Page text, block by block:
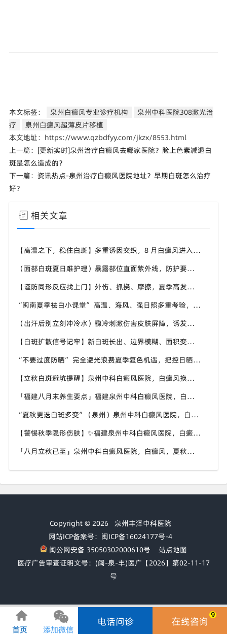
首页 添加微信
在线咨询
9
电话问诊
本文标签： 泉州白癜风专业诊疗机构
泉州中科医院308激光治
疗
泉州白癜风超薄皮片移植
本文地址：https://www.qzbdfyy.com/jkzx/8553.html
上一篇： [更新实时]泉州治疗白癜风去哪家医院？脸上色素减退白
斑是怎么造成的？
下一篇： 资讯热点-泉州治疗白癜风医院地址？早期白斑怎么治疗
好？
相关文章
【高温之下，稳住白斑】多重诱因交织，8 月白癜风进入波动期，福建泉州中科白癜风医院帮助患者做好全方面白斑防护
（面部白斑夏日难护理）暴露部位直面紫外线，防护要精细化，福建泉州中科白癜风医院分享面部白癜风夏日养护技巧
【谨防同形反应找上门】外伤、抓挠、摩擦，夏季高发白斑诱因，福建泉州中科白癜风医院教白癜风患者规避皮肤损伤
“闽南夏季祛白小课堂” 高温、海风、强日照多重考验，福建泉州中科白癜风医院面向本地白斑人群输出实用科普内容
（出汗后别立刻冲冷水）骤冷刺激伤害皮肤屏障，诱发白斑波动，福建泉州中科白癜风医院讲解白癜风患者洗澡注意事项
【白斑扩散信号记牢】新白斑长出、边界模糊、面积变大，盛夏出现尽快重视，福建泉州中科白癜风医院提供专业诊疗参考
“不要过度防晒” 完全避光浪费夏季复色机遇，把控日晒时长，福建泉州中科白癜风医院科普白癜风日晒科学尺度
【立秋白斑避坑提醒】泉州中科白癜风医院，白癜风换季养护，避开误区少走弯路
「福建八月末养生要点」福建泉州中科白癜风医院，白癜风，合理运动助力身体状态
“夏秋更迭白斑多变”（泉州）泉州中科白癜风医院，白癜风，早留意皮肤异常变化
【警惕秋季隐形伤肤】✨福建泉州中科白癜风医院，白癜风，秋风也会给皮肤带来刺激
「八月立秋已至」泉州中科白癜风医院，白癜风，夏秋交替做好养护，助力白斑维稳
Copyright © 2026 泉州丰泽中科医院
网站ICP备案号：闽ICP备16024177号-4
闽公网安备 35050302000610号
站点地图
医疗广告审查证明文号：(闽-泉-丰)医广【2026】第02-11-17
号